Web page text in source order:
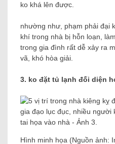
ko khá lên được.
nhường như, phạm phải đại
khí trong nhà bị hỗn loạn,
trong gia đình rất dễ xảy ra
vã, khó hòa giải.
3. ko đặt tủ lạnh đối diện
Hình minh họa (Nguồn ảnh: